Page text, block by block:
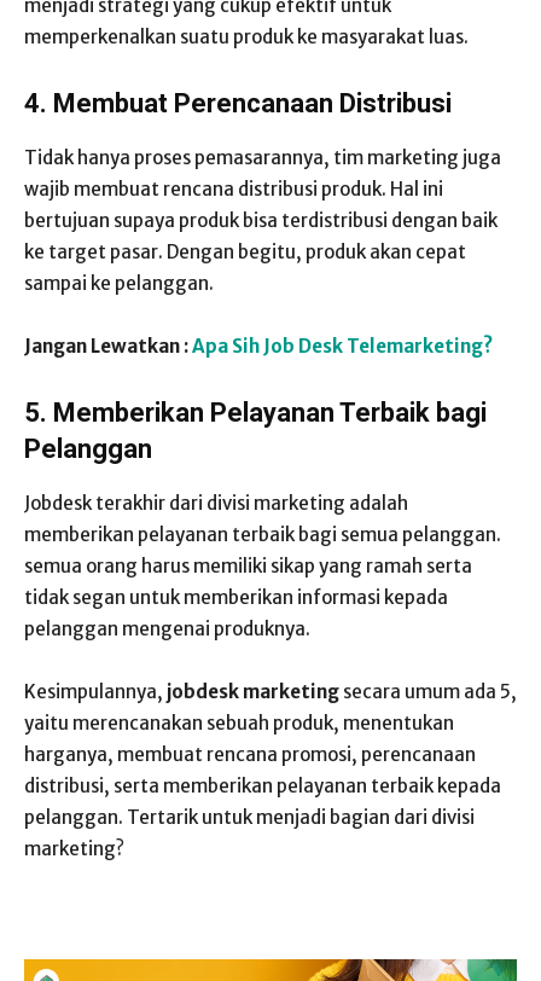
menjadi strategi yang cukup efektif untuk
memperkenalkan suatu produk ke masyarakat luas.
4. Membuat Perencanaan Distribusi
Tidak hanya proses pemasarannya, tim marketing juga
wajib membuat rencana distribusi produk. Hal ini
bertujuan supaya produk bisa terdistribusi dengan baik
ke target pasar. Dengan begitu, produk akan cepat
sampai ke pelanggan.
Jangan Lewatkan :Apa Sih Job Desk Telemarketing?
5. Memberikan Pelayanan Terbaik bagi
Pelanggan
Jobdesk terakhir dari divisi marketing adalah
memberikan pelayanan terbaik bagi semua pelanggan.
semua orang harus memiliki sikap yang ramah serta
tidak segan untuk memberikan informasi kepada
pelanggan mengenai produknya.
Kesimpulannya, jobdesk marketing secara umum ada 5,
yaitu merencanakan sebuah produk, menentukan
harganya, membuat rencana promosi, perencanaan
distribusi, serta memberikan pelayanan terbaik kepada
pelanggan. Tertarik untuk menjadi bagian dari divisi
marketing?